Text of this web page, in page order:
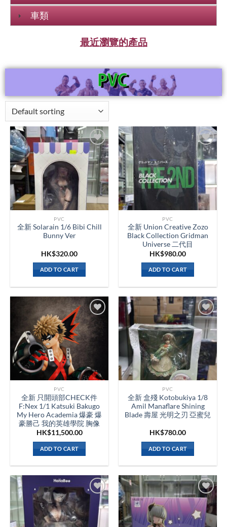
車類
最近瀏覽的產品
PVC
全新 Solarain 1/6 Bibi Chill
Bunny Ver
HK$320.00
ADD TO CART
PVC
全新 Union Creative Zozo
Black Collection Gridman
Universe 二代目
HK$980.00
ADD TO CART
PVC
全新 只開頭部CHECK件
F:Nex 1/1 Katsuki Bakugo
My Hero Academia 爆豪 爆
豪勝己 我的英雄學院 胸像
HK$11,500.00
ADD TO CART
PVC
全新 盒殘 Kotobukiya 1/8
Amil Manaflare Shining
Blade 壽屋 光明之刃 亞蜜兒
HK$780.00
ADD TO CART